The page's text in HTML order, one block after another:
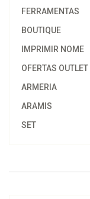
FERRAMENTAS
BOUTIQUE
IMPRIMIR NOME
OFERTAS OUTLET
ARMERIA
ARAMIS
SET